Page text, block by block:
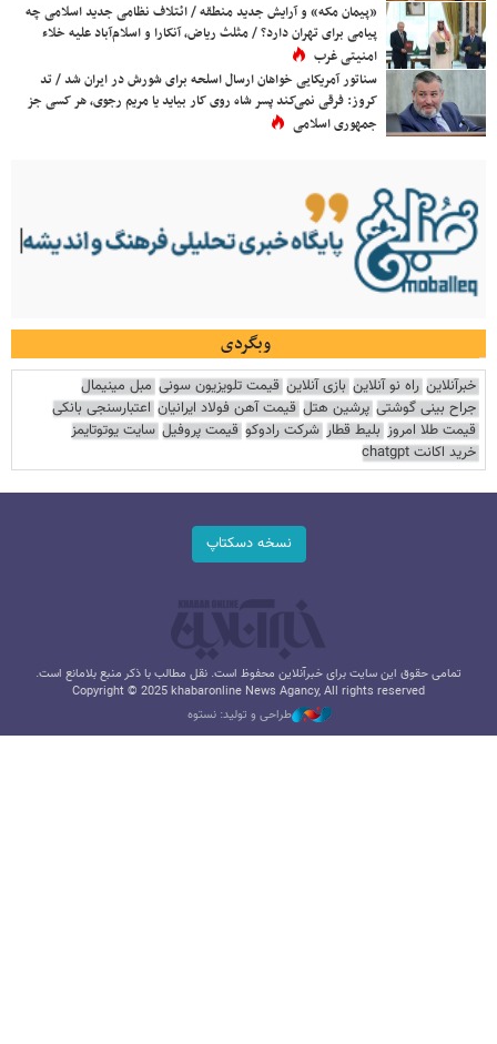
«پیمان مکه» و آرایش جدید منطقه / ائتلاف نظامی جدید اسلامی چه
پیامی برای تهران دارد؟ / مثلث ریاض، آنکارا و اسلام‌آباد علیه خلاء
امنیتی غرب
سناتور آمریکایی خواهان ارسال اسلحه برای شورش در ایران شد / تد
کروز: فرقی نمی‌کند پسر شاه روی کار بیاید یا مریم رجوی، هر کسی جز
جمهوری اسلامی
وبگردی
خبرآنلاین راه نو آنلاین بازی آنلاین قیمت تلویزیون سونی مبل مینیمال
جراح بینی گوشتی پرشین هتل قیمت آهن فولاد ایرانیان اعتبارسنجی بانکی
قیمت طلا امروز بلیط قطار شرکت رادوکو قیمت پروفیل سایت یوتوتایمز
خرید اکانت chatgpt
نسخه دسکتاپ
تمامی حقوق این سایت برای خبرآنلاین محفوظ است. نقل مطالب با ذکر منبع بلامانع است.
Copyright © 2025 khabaronline News Agancy, All rights reserved
طراحی و تولید: نستوه